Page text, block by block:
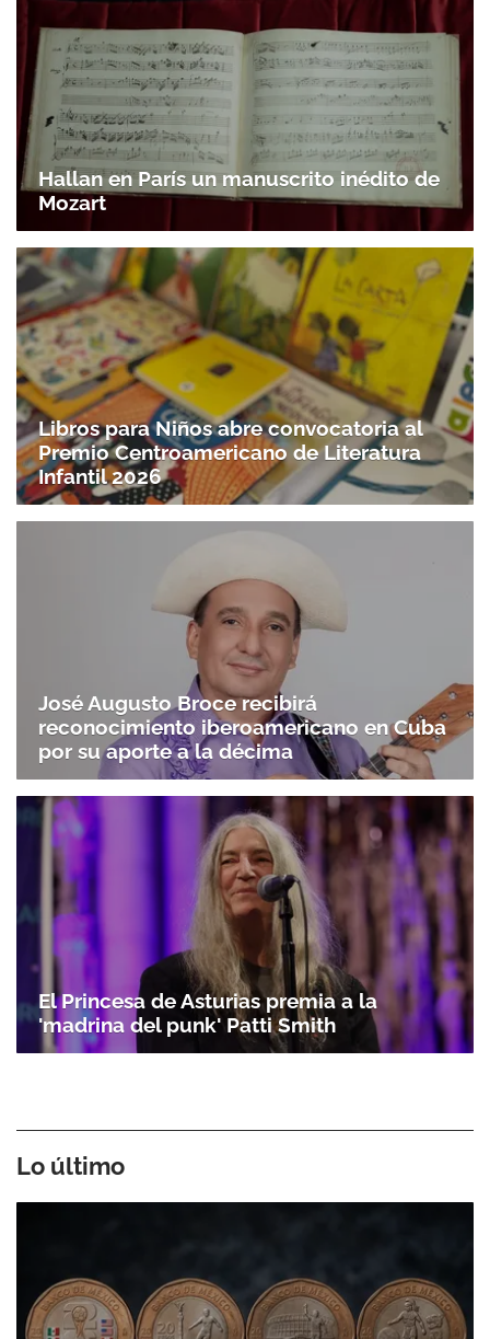
Hallan en París un manuscrito inédito de
Mozart
Libros para Niños abre convocatoria al
Premio Centroamericano de Literatura
Infantil 2026
José Augusto Broce recibirá
reconocimiento iberoamericano en Cuba
por su aporte a la décima
El Princesa de Asturias premia a la
'madrina del punk' Patti Smith
Lo último